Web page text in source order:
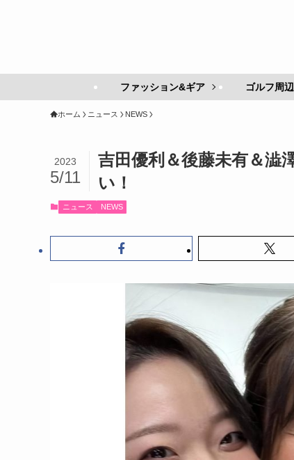
ファッション&ギア ゴルフ周辺
ホーム ニュース NEWS
吉田優利＆後藤未有＆澁
い！
2023
5/11
ニュース NEWS